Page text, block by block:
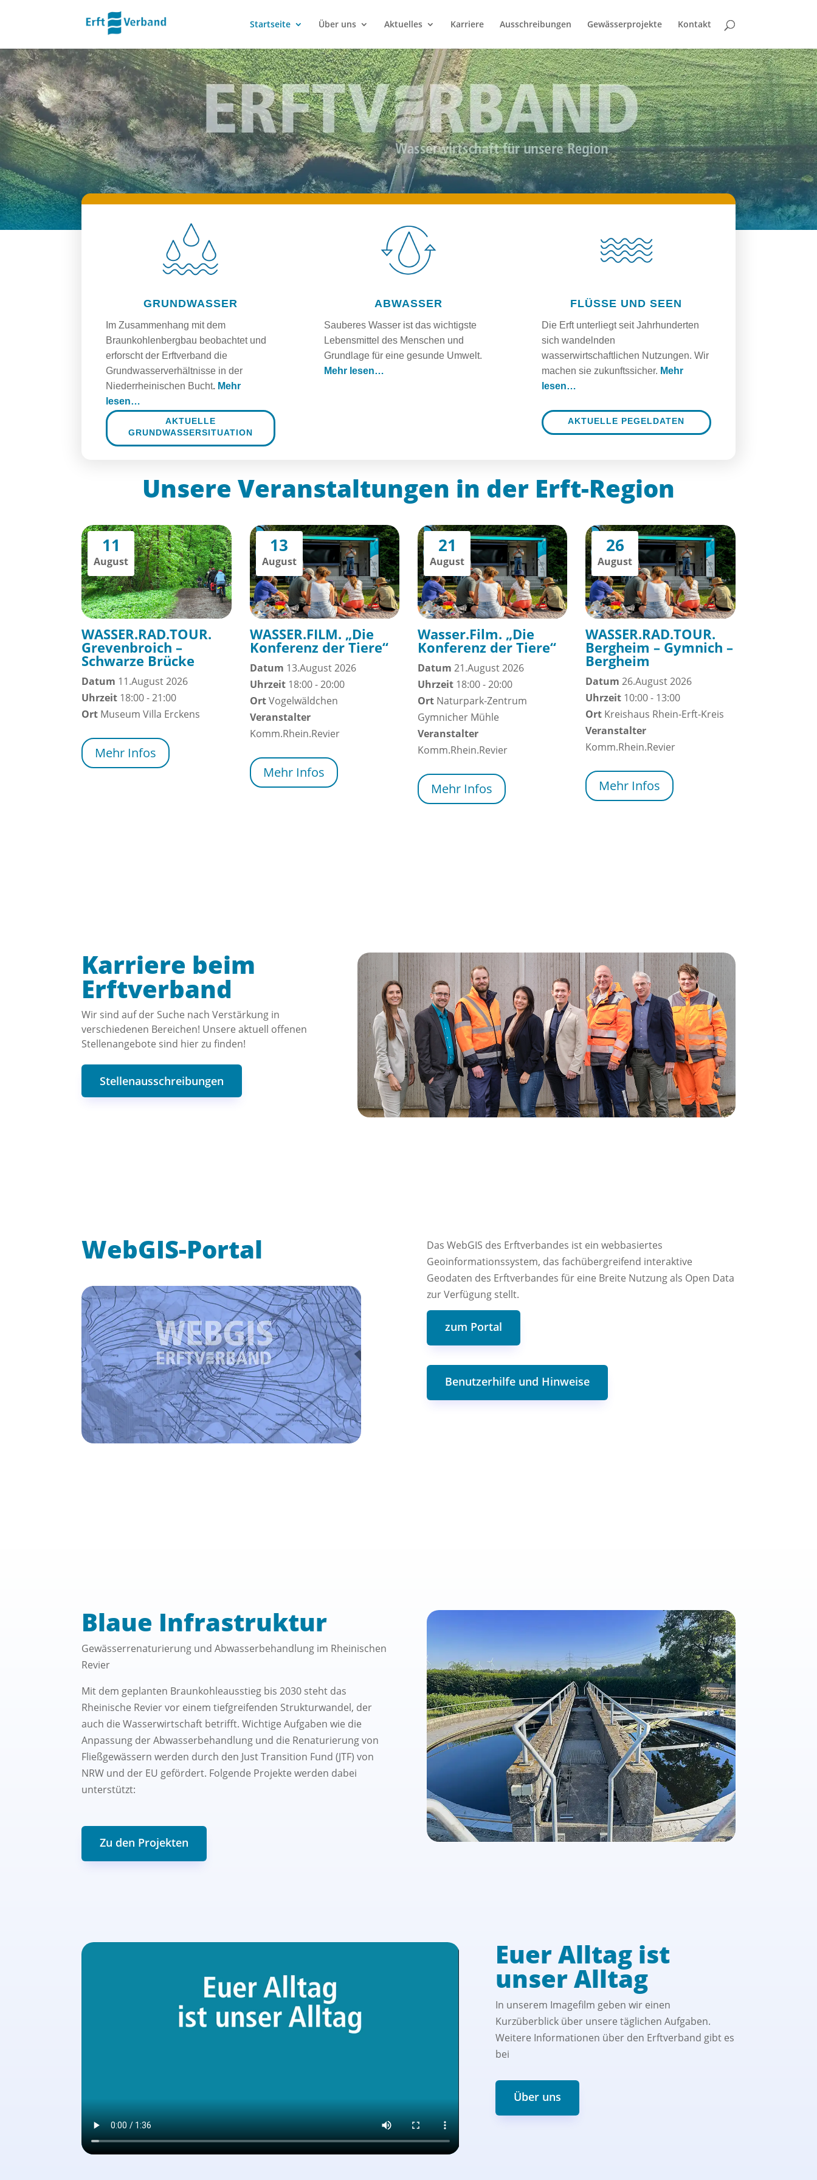
Startseite Über uns Aktuelles Karriere Ausschreibungen Gewässerprojekte Kontakt
GRUNDWASSER
Im Zusammenhang mit dem
Braunkohlenbergbau beobachtet und
erforscht der Erftverband die
Grundwasserverhältnisse in der
Niederrheinischen Bucht. Mehr
lesen…
AKTUELLE
GRUNDWASSERSITUATION
ABWASSER
Sauberes Wasser ist das wichtigste
Lebensmittel des Menschen und
Grundlage für eine gesunde Umwelt.
Mehr lesen…
FLÜSSE UND SEEN
Die Erft unterliegt seit Jahrhunderten
sich wandelnden
wasserwirtschaftlichen Nutzungen. Wir
machen sie zukunftssicher. Mehr
lesen…
AKTUELLE PEGELDATEN
Unsere Veranstaltungen in der Erft-Region
11
August
WASSER.RAD.TOUR.
Grevenbroich –
Schwarze Brücke
Datum 11.August 2026
Uhrzeit 18:00 - 21:00
Ort Museum Villa Erckens
Mehr Infos
13
August
WASSER.FILM. „Die
Konferenz der Tiere“
Datum 13.August 2026
Uhrzeit 18:00 - 20:00
OrtVogelwäldchen
Veranstalter
Komm.Rhein.Revier
Mehr Infos
21
August
Wasser.Film. „Die
Konferenz der Tiere“
Datum 21.August 2026
Uhrzeit 18:00 - 20:00
Ort Naturpark-Zentrum
Gymnicher Mühle
Veranstalter
Komm.Rhein.Revier
Mehr Infos
26
August
WASSER.RAD.TOUR.
Bergheim – Gymnich –
Bergheim
Datum26.August 2026
Uhrzeit 10:00 - 13:00
Ort Kreishaus Rhein-Erft-Kreis
Veranstalter
Komm.Rhein.Revier
Mehr Infos
Karriere beim
Erftverband
Wir sind auf der Suche nach Verstärkung in
verschiedenen Bereichen! Unsere aktuell offenen
Stellenangebote sind hier zu finden!
Stellenausschreibungen
WebGIS-Portal
Das WebGIS des Erftverbandes ist ein webbasiertes
Geoinformationssystem, das fachübergreifend interaktive
Geodaten des Erftverbandes für eine Breite Nutzung als Open Data
zur Verfügung stellt.
zum Portal
Benutzerhilfe und Hinweise
Blaue Infrastruktur
Gewässerrenaturierung und Abwasserbehandlung im Rheinischen
Revier
Mit dem geplanten Braunkohleausstieg bis 2030 steht das
Rheinische Revier vor einem tiefgreifenden Strukturwandel, der
auch die Wasserwirtschaft betrifft. Wichtige Aufgaben wie die
Anpassung der Abwasserbehandlung und die Renaturierung von
Fließgewässern werden durch den Just Transition Fund (JTF) von
NRW und der EU gefördert. Folgende Projekte werden dabei
unterstützt:
Zu den Projekten
Euer Alltag ist
unser Alltag
In unserem Imagefilm geben wir einen
Kurzüberblick über unsere täglichen Aufgaben.
Weitere Informationen über den Erftverband gibt es
bei
Über uns